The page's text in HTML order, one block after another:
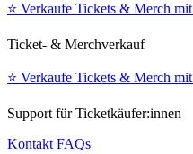
⭐️ Verkaufe Tickets & Merch
Ticket- & Merchverkauf
⭐️ Verkaufe Tickets & Merch
Support für Ticketkäufer:innen
Kontakt FAQs